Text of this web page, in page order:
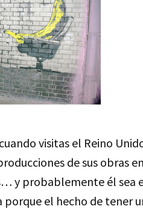
visitas el Reino
de sus obras
y probablemente él sea
el hecho de tener